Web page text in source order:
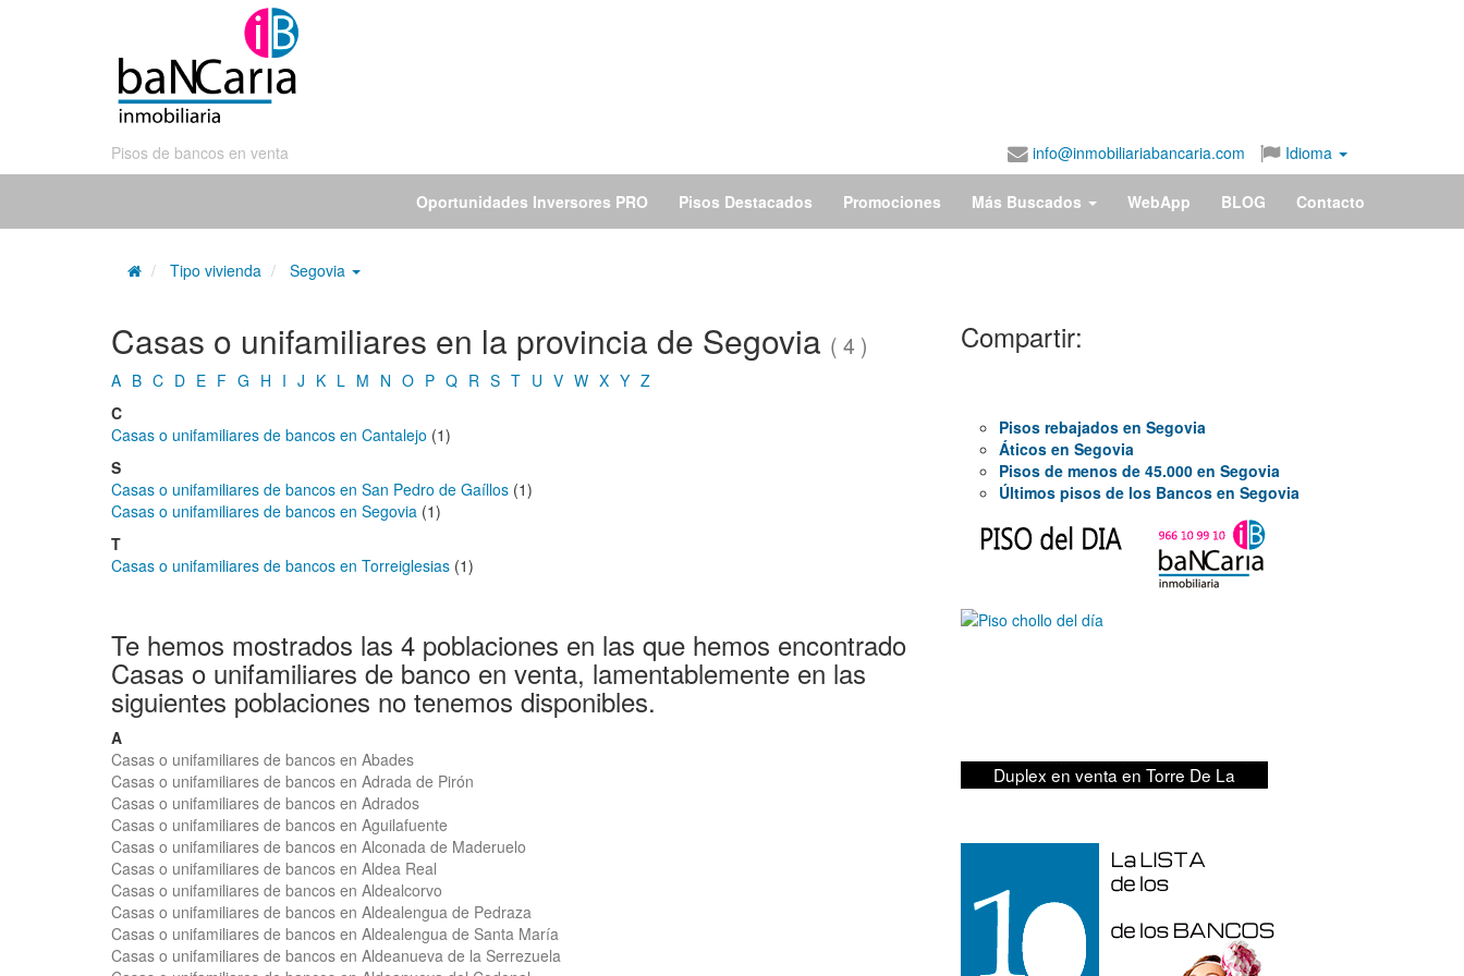
Pisos de bancos en venta info@inmobiliariabancaria.com Idioma
Oportunidades Inversores PRO Pisos Destacados Promociones Más Buscados WebApp BLOG Contacto
Tipo vivienda Segovia
Casas o unifamiliares en la provincia de Segovia ( 4 )
A B C D E F G H I J K L M N O P Q R S T U V W X Y Z
C
Casas o unifamiliares de bancos en Cantalejo (1)
S
Casas o unifamiliares de bancos en San Pedro de Gaíllos (1)
Casas o unifamiliares de bancos en Segovia (1)
T
Casas o unifamiliares de bancos en Torreiglesias (1)
Te hemos mostrados las 4 poblaciones en las que hemos encontrado
Casas o unifamiliares de banco en venta, lamentablemente en las
siguientes poblaciones no tenemos disponibles.
A
Casas o unifamiliares de bancos en Abades
Casas o unifamiliares de bancos en Adrada de Pirón
Casas o unifamiliares de bancos en Adrados
Casas o unifamiliares de bancos en Aguilafuente
Casas o unifamiliares de bancos en Alconada de Maderuelo
Casas o unifamiliares de bancos en Aldea Real
Casas o unifamiliares de bancos en Aldealcorvo
Casas o unifamiliares de bancos en Aldealengua de Pedraza
Casas o unifamiliares de bancos en Aldealengua de Santa María
Casas o unifamiliares de bancos en Aldeanueva de la Serrezuela
Compartir:
Pisos rebajados en Segovia
Áticos en Segovia
Pisos de menos de 45.000 en Segovia
Últimos pisos de los Bancos en Segovia
Duplex en venta en Torre De La